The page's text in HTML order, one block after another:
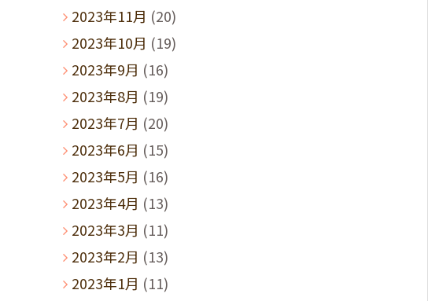
2023年11月 (20)
2023年10月 (19)
2023年9月 (16)
2023年8月 (19)
2023年7月 (20)
2023年6月 (15)
2023年5月 (16)
2023年4月 (13)
2023年3月 (11)
2023年2月 (13)
2023年1月 (11)